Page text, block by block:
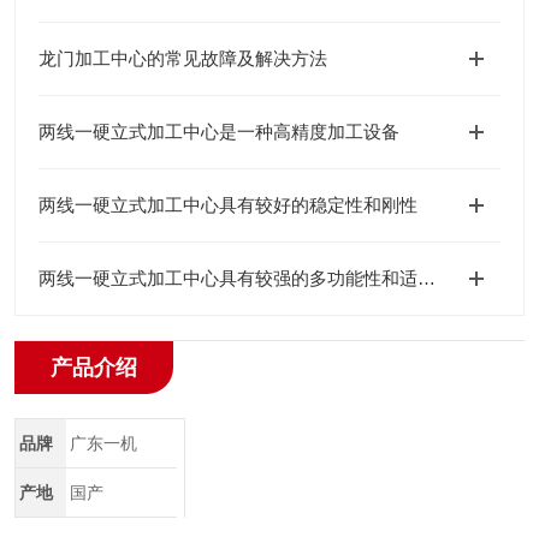
龙门加工中心的常见故障及解决方法
两线一硬立式加工中心是一种高精度加工设备
两线一硬立式加工中心具有较好的稳定性和刚性
两线一硬立式加工中心具有较强的多功能性和适应性
产品介绍
品牌 广东一机
产地 国产